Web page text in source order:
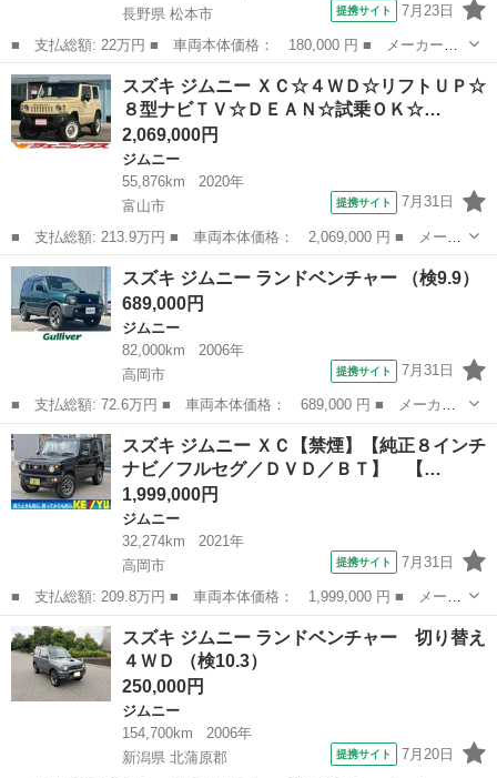
長野県 松本市
提携サイト 7月23日
■ 支払総額: 22万円 ■ 車両本体価格： 180,000 円 ■ メーカー
名： スズキ ■ 車種名： ジムニー ■ グレード名： ｊｂ２３
ｗ ＭＴ ４ｗｄ ■ 排気量： 660cc ■ ドア枚数： 3D ■ ミッシ
ョ...
長野 松本市 ジムニー
スズキ ジムニー ＸＣ☆４ＷＤ☆リフトＵＰ☆
８型ナビＴＶ☆ＤＥＡＮ☆試乗ＯＫ☆…
2,069,000円
ジムニー
55,876km
2020年
富山市
提携サイト 7月31日
■ 支払総額: 213.9万円 ■ 車両本体価格： 2,069,000 円 ■ メーカ
ー名： スズキ ■ 車種名： ジムニー ■ グレード名： ＸＣ☆４
ＷＤ☆リフトＵＰ☆８型ナビＴＶ☆ＤＥＡＮ☆試乗ＯＫ☆ リフトア
ップ☆Ｋ...
富山 富山市 ジムニー
スズキ ジムニー ランドベンチャー （検9.9）
689,000円
ジムニー
82,000km
2006年
高岡市
提携サイト 7月31日
■ 支払総額: 72.6万円 ■ 車両本体価格： 689,000 円 ■ メーカー
名： スズキ ■ 車種名： ジムニー ■ グレード名： ランドベン
チャー ■ 排気量： 660cc ■ ドア枚数： 3D ■ ミッション： ...
富山 高岡市 ジムニー
スズキ ジムニー ＸＣ【禁煙】【純正８インチ
ナビ／フルセグ／ＤＶＤ／ＢＴ】 【…
1,999,000円
ジムニー
32,274km
2021年
高岡市
提携サイト 7月31日
■ 支払総額: 209.8万円 ■ 車両本体価格： 1,999,000 円 ■ メーカ
ー名： スズキ ■ 車種名： ジムニー ■ グレード名： ＸＣ【禁
煙】【純正８インチナビ／フルセグ／ＤＶＤ／ＢＴ】 【バックカメ
ラ】【衝...
富山 高岡市 ジムニー
スズキ ジムニー ランドベンチャー 切り替え
４ＷＤ （検10.3）
250,000円
ジムニー
154,700km
2006年
新潟県 北蒲原郡
提携サイト 7月20日